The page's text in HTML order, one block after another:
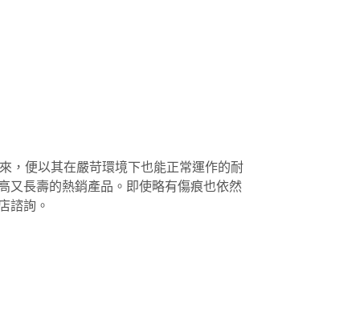
，便以其在嚴苛環境下也能正常運作的耐
又長壽的熱銷產品。即使略有傷痕也依然
諮詢。